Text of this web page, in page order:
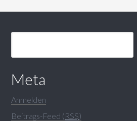
Meta
Anmelden
Beitrags-Feed (RSS)